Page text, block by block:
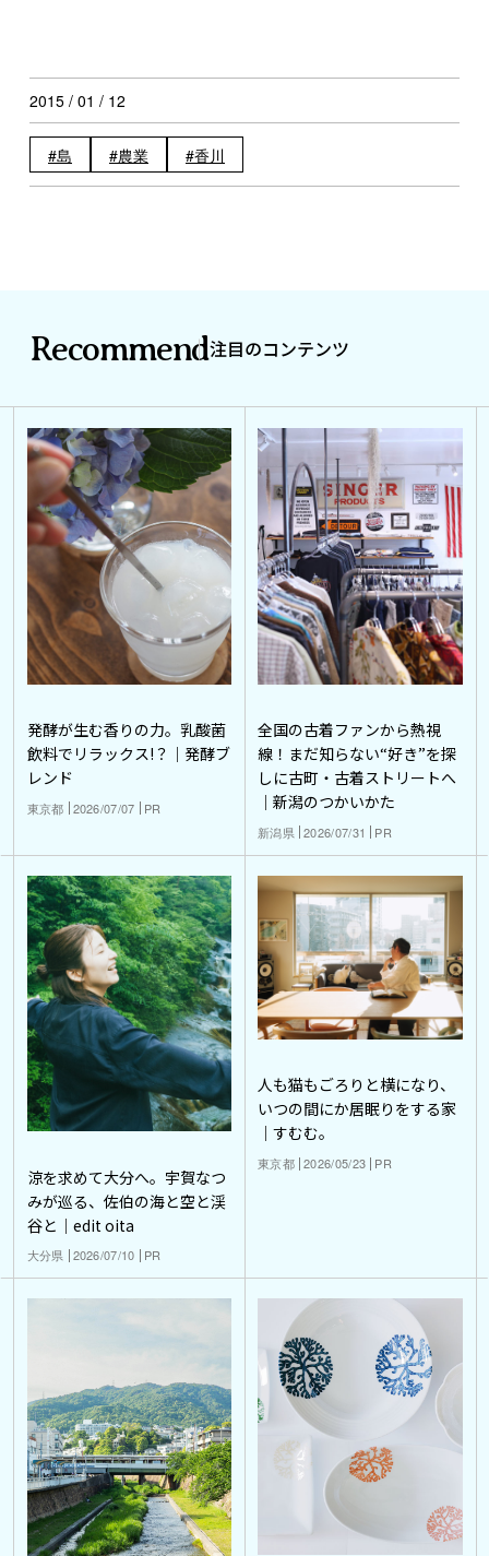
2015 / 01 / 12
島 農業 香川
Recommend注目のコンテンツ
発酵が生む香りの力。乳酸菌
飲料でリラックス!？｜発酵ブ
レンド
東京都 2026/07/07 PR
全国の古着ファンから熱視
線！まだ知らない“好き”を探
しに古町・古着ストリートへ
｜新潟のつかいかた
新潟県 2026/07/31 PR
涼を求めて大分へ。宇賀なつ
みが巡る、佐伯の海と空と渓
谷と｜edit oita
大分県 2026/07/10 PR
人も猫もごろりと横になり、
いつの間にか居眠りをする家
｜すむむ。
東京都 2026/05/23 PR